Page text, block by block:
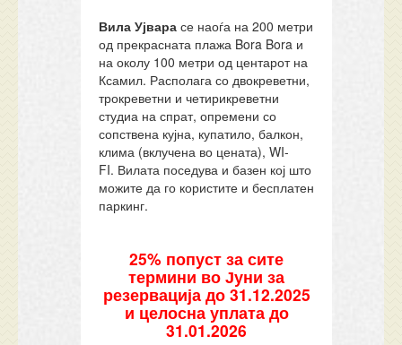
Вила Ујвара се наоѓа на 200 метри
од прекрасната плажа Bora Bora и
на околу 100 метри од центарот на
Ксамил. Располага со двокреветни,
трокреветни и четирикреветни
студиа на спрат, опремени со
сопствена кујна, купатило, балкон,
клима (вклучена во цената), WI-
FI. Вилата поседува и базен кој што
можите да го користите и бесплатен
паркинг.
25% попуст за сите
термини во Јуни за
резервација до 31.12.2025
и целосна уплата до
31.01.2026